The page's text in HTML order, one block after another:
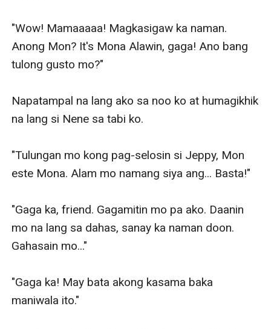
"Wow! Mamaaaaa! Magkasigaw ka naman.
Anong Mon? It's Mona Alawin, gaga! Ano bang
tulong gusto mo?"
Napatampal na lang ako sa noo ko at humagikhik
na lang si Nene sa tabi ko.
"Tulungan mo kong pag-selosin si Jeppy, Mon
este Mona. Alam mo namang siya ang... Basta!"
"Gaga ka, friend. Gagamitin mo pa ako. Daanin
mo na lang sa dahas, sanay ka naman doon.
Gahasain mo..."
"Gaga ka! May bata akong kasama baka
maniwala ito."